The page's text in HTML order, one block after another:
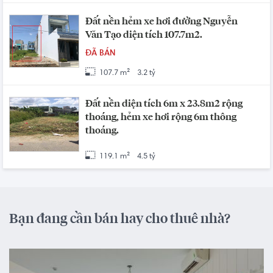
Đất nền hẻm xe hơi đường Nguyễn
Văn Tạo diện tích 107.7m2.
ĐÃ BÁN
107.7 m² 3.2 tỷ
Đất nền diện tích 6m x 23.8m2 rộng
thoáng, hẻm xe hơi rộng 6m thông
thoáng.
119.1 m² 4.5 tỷ
Bạn đang cần bán hay cho thuê nhà?